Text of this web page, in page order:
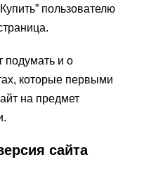
пользователю
подумать и о
которые первыми
на предмет
сайта